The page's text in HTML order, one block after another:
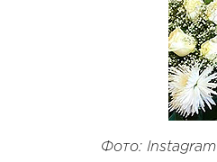
Фото: Instagram